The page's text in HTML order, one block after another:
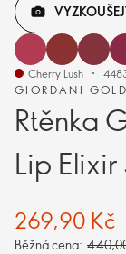
GIORDANI GOLD
Rtěnka
Lip Elixir
Cherry Lush
269,90 Kč
Běžná cena: